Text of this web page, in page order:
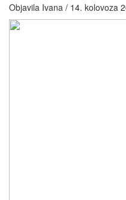
Objavila Ivana / 14. kolovoza